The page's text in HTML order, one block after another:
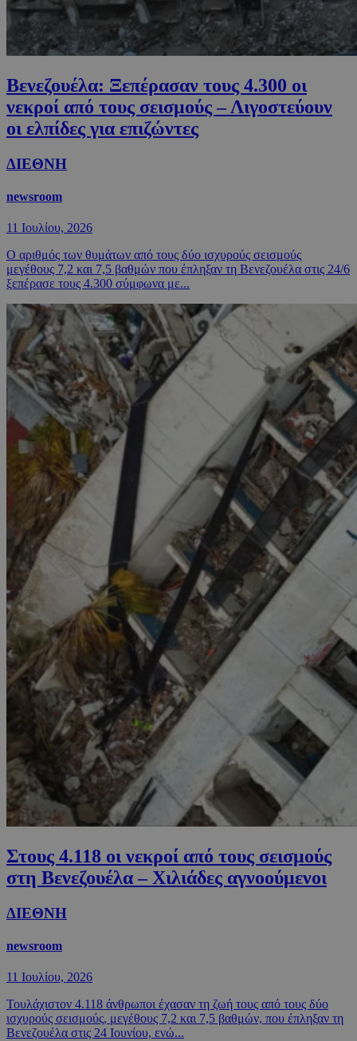
Βενεζουέλα: Ξεπέρασαν τους 4.300 οι
νεκροί από τους σεισμούς – Λιγοστεύουν
οι ελπίδες για επιζώντες
ΔΙΕΘΝΗ
newsroom
11 Ιουλίου, 2026
Ο αριθμός των θυμάτων από τους δύο ισχυρούς σεισμούς
μεγέθους 7,2 και 7,5 βαθμών που έπληξαν τη Βενεζουέλα στις 24/6
ξεπέρασε τους 4.300 σύμφωνα με...
Στους 4.118 οι νεκροί από τους σεισμούς
στη Βενεζουέλα – Χιλιάδες αγνοούμενοι
ΔΙΕΘΝΗ
newsroom
11 Ιουλίου, 2026
Τουλάχιστον 4.118 άνθρωποι έχασαν τη ζωή τους από τους δύο
ισχυρούς σεισμούς, μεγέθους 7,2 και 7,5 βαθμών, που έπληξαν τη
Βενεζουέλα στις 24 Ιουνίου, ενώ...